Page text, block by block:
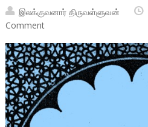
இலக்குவனார் திருவள்ளுவன்
Comment